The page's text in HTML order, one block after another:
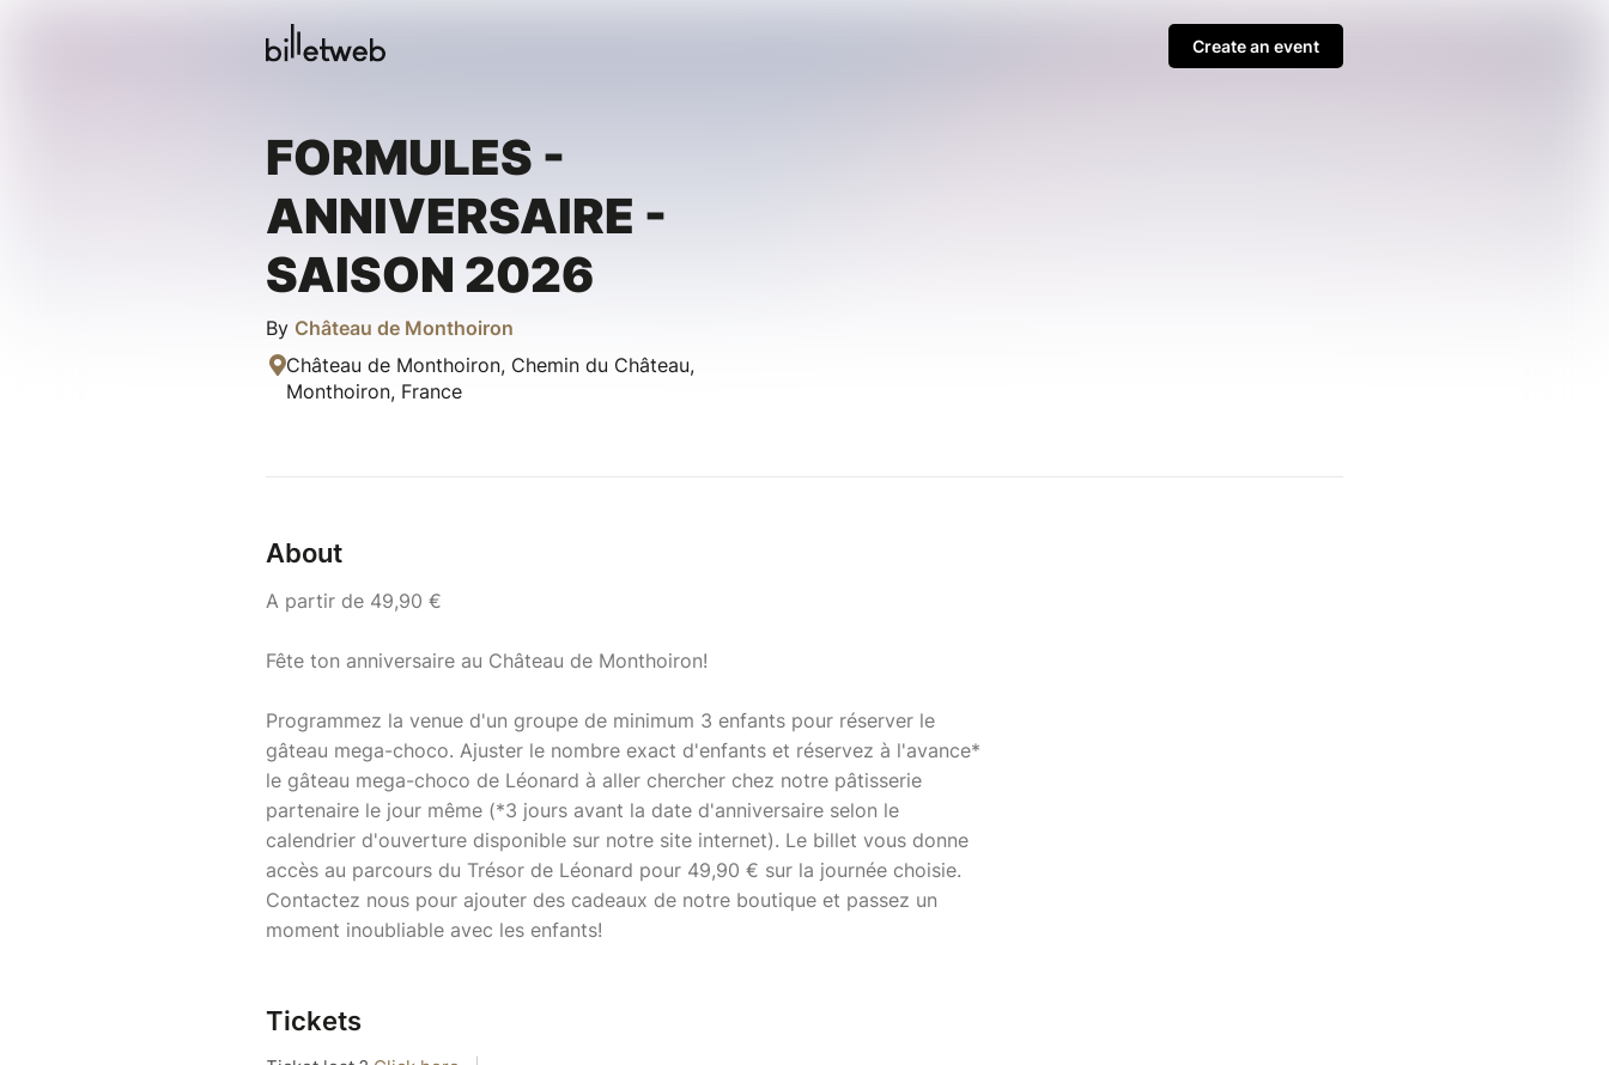
Create an event
FORMULES -
ANNIVERSAIRE -
SAISON 2026
By Château de Monthoiron
Château de Monthoiron, Chemin du Château,
Monthoiron, France
About
A partir de 49,90 €
Fête ton anniversaire au Château de Monthoiron!
Programmez la venue d'un groupe de minimum 3 enfants pour réserver le
gâteau mega-choco. Ajuster le nombre exact d'enfants et réservez à l'avance*
le gâteau mega-choco de Léonard à aller chercher chez notre pâtisserie
partenaire le jour même (*3 jours avant la date d'anniversaire selon le
calendrier d'ouverture disponible sur notre site internet). Le billet vous donne
accès au parcours du Trésor de Léonard pour 49,90 € sur la journée choisie.
Contactez nous pour ajouter des cadeaux de notre boutique et passez un
moment inoubliable avec les enfants!
Tickets